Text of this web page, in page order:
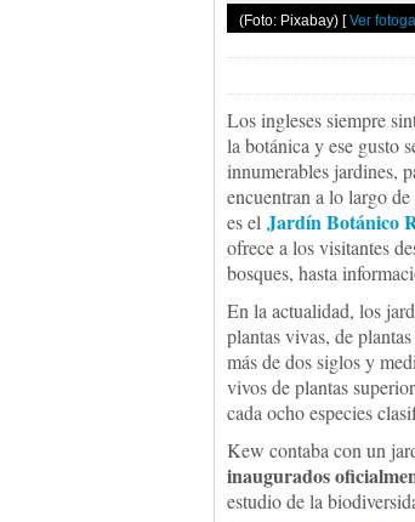
(Foto: Pixabay) [Ver
Los ingleses siempre
la botánica y ese gusto
innumerables jardines,
encuentran a lo largo
es el Jardín Botánico
ofrece a los visitantes
bosques, hasta
En la actualidad, los
plantas vivas, de
más de dos siglos y
vivos de plantas
cada ocho especies
Kew contaba con un
inaugurados
estudio de la